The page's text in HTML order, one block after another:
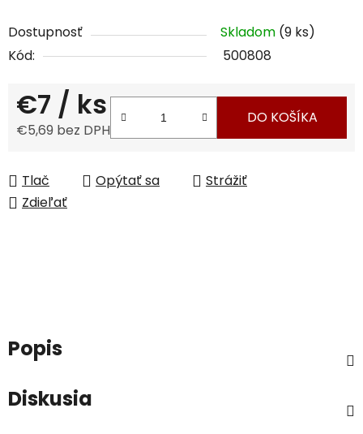
Dostupnosť Skladom (9 ks)
Kód:
500808
€7 / ks
€5,69 bez DPH
DO KOŠÍKA
Tlač Opýtať sa
Strážiť
Zdieľať
Popis
Diskusia